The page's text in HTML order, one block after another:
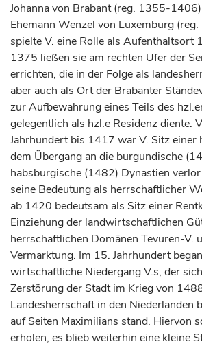
Johanna von Brabant (reg. 1355-
Ehemann Wenzel von Luxemburg
spielte V. eine Rolle als Aufenthaltsort
1375 ließen sie am rechten Ufer der
errichten, die in der Folge als
aber auch als Ort der Brabanter
zur Aufbewahrung eines Teils des
gelegentlich als hzl.e Residenz diente.
Jahrhundertbis 1417 war V. Sitz einer
dem Übergang an die burgundische
habsburgische (1482) Dynastien
seine Bedeutung als herrschaftlicher
ab 1420 bedeutsam als Sitz einer
Einziehung der landwirtschaftlichen
herrschaftlichen Domänen Tevuren-V.
Vermarktung. Im 15. Jahrhundert
wirtschaftliche Niedergang V.s, der
Zerstörung der Stadt im Krieg von
Landesherrschaft in den Niederlanden
auf Seiten Maximilians stand. Hiervon
erholen, es blieb weiterhin eine kleine